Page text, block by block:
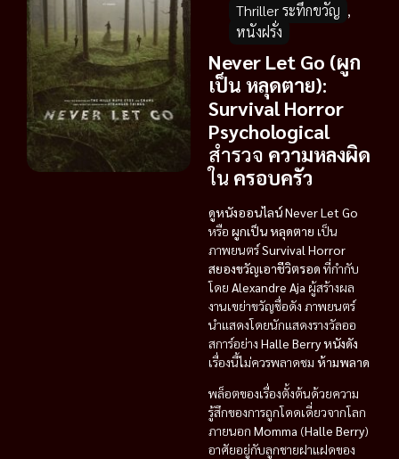
Thriller ระทึกขวัญ ,
หนังฝรั่ง
Never Let Go (ผูก
เป็น หลุดตาย):
Survival Horror
Psychological
สำรวจ ความหลงผิด
ใน ครอบครัว
ดูหนังออนไลน์Never Let Go
หรือ ผูกเป็น หลุดตาย เป็น
ภาพยนตร์Survival Horror
สยองขวัญเอาชีวิตรอด ที่กำกับ
โดย Alexandre Aja ผู้สร้างผล
งานเขย่าขวัญชื่อดัง ภาพยนตร์
นำแสดงโดยนักแสดงรางวัลออ
สการ์อย่าง Halle Berryหนังดัง
เรื่องนี้ไม่ควรพลาดชม ห้ามพลาด
พล็อตของเรื่องตั้งต้นด้วยความ
รู้สึกของการถูกโดดเดี่ยวจากโลก
ภายนอก Momma (Halle Berry)
อาศัยอยู่กับลูกชายฝาแฝดของ